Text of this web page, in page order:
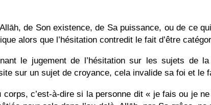
de Son existence, de Sa puissance, ou de ce
alors que l’hésitation contredit le fait d’être
le jugement de l’hésitation sur les sujets de
sur un sujet de croyance, cela invalide sa foi et le
c’est-à-dire si la personne dit « je fais ou je